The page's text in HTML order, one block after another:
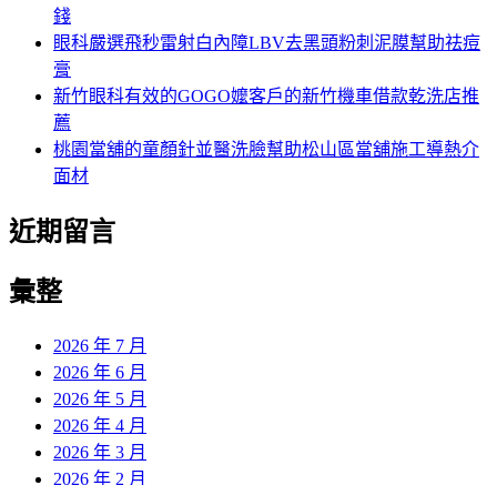
錢
眼科嚴選飛秒雷射白內障LBV去黑頭粉刺泥膜幫助祛痘
膏
新竹眼科有效的GOGO嬤客戶的新竹機車借款乾洗店推
薦
桃園當舖的童顏針並醫洗臉幫助松山區當舖施工導熱介
面材
近期留言
彙整
2026 年 7 月
2026 年 6 月
2026 年 5 月
2026 年 4 月
2026 年 3 月
2026 年 2 月